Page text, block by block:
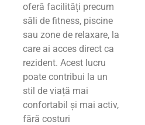
oferă facilități precum
săli de fitness, piscine
sau zone de relaxare, la
care ai acces direct ca
rezident. Acest lucru
poate contribui la un
stil de viață mai
confortabil și mai activ,
fără costuri